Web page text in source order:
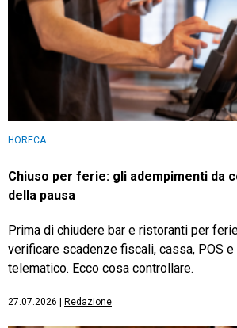
HORECA
Chiuso per ferie: gli adempimenti da
della pausa
Prima di chiudere bar e ristoranti per
verificare scadenze fiscali, cassa, POS
telematico. Ecco cosa controllare.
27.07.2026 Redazione